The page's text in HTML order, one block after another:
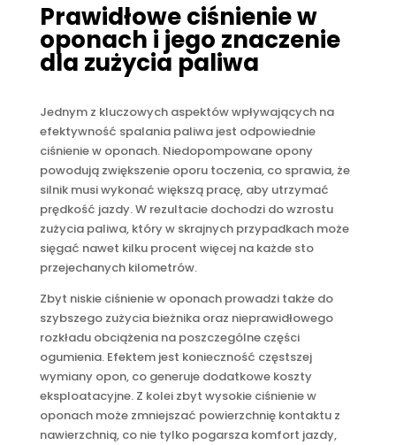
Prawidłowe ciśnienie w
oponach i jego znaczenie
dla zużycia paliwa
Jednym z kluczowych aspektów wpływających na
efektywność spalania paliwa jest odpowiednie
ciśnienie w oponach. Niedopompowane opony
powodują zwiększenie oporu toczenia, co sprawia, że
silnik musi wykonać większą pracę, aby utrzymać
prędkość jazdy. W rezultacie dochodzi do wzrostu
zużycia paliwa, który w skrajnych przypadkach może
sięgać nawet kilku procent więcej na każde sto
przejechanych kilometrów.
Zbyt niskie ciśnienie w oponach prowadzi także do
szybszego zużycia bieżnika oraz nieprawidłowego
rozkładu obciążenia na poszczególne części
ogumienia. Efektem jest konieczność częstszej
wymiany opon, co generuje dodatkowe koszty
eksploatacyjne. Z kolei zbyt wysokie ciśnienie w
oponach może zmniejszać powierzchnię kontaktu z
nawierzchnią, co nie tylko pogarsza komfort jazdy,